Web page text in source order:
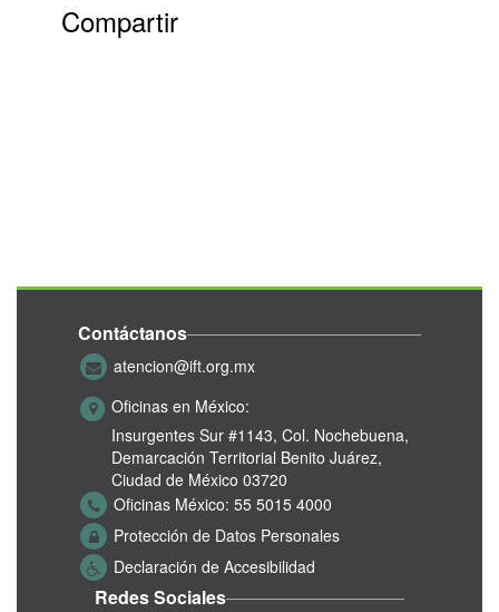
Compartir
Contáctanos
atencion@ift.org.mx
Oficinas en México:
Insurgentes Sur #1143, Col. Nochebuena,
Demarcación Territorial Benito Juárez,
Ciudad de México 03720
Oficinas México: 55 5015 4000
Protección de Datos Personales
Declaración de Accesibilidad
Redes Sociales